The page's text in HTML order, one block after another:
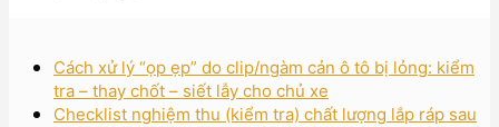
Cách xử lý “ọp ẹp” do clip/ngàm cản ô tô bị lỏng: kiểm
tra – thay chốt – siết lẫy cho chủ xe
Checklist nghiệm thu (kiểm tra) chất lượng lắp ráp sau